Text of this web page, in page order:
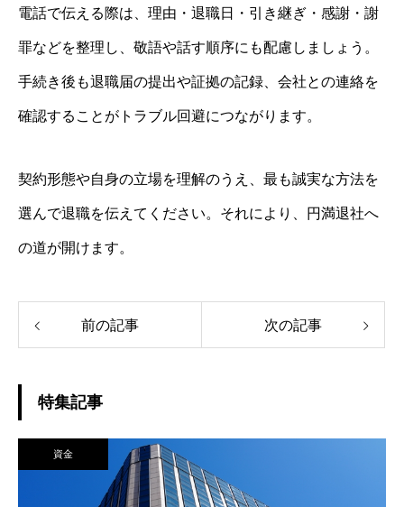
電話で伝える際は、理由・退職日・引き継ぎ・感謝・謝
罪などを整理し、敬語や話す順序にも配慮しましょう。
手続き後も退職届の提出や証拠の記録、会社との連絡を
確認することがトラブル回避につながります。
契約形態や自身の立場を理解のうえ、最も誠実な方法を
選んで退職を伝えてください。それにより、円満退社へ
の道が開けます。
前の記事 次の記事
特集記事
資金